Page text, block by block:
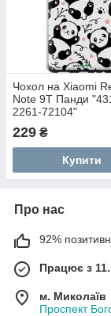
Чохол на Xiaomi
Note 9T Панди
2261-72104"
229 ₴
Купити
Про нас
92%
Працює з
м. Миколаїв
Проспект